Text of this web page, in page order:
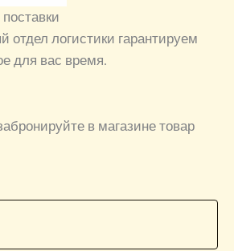
отдел логистики гарантируем
для вас время.
в магазине товар